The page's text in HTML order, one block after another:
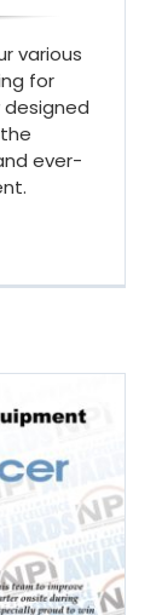
various
for
designed
ever-